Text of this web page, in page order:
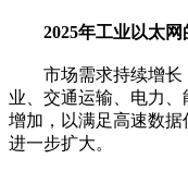
2025年工业以太
市场需求持续增长
业、交通运输、电力
增加，以满足高速数
进一步扩大。